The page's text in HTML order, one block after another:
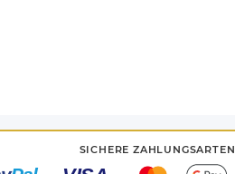
SICHERE ZAHLUNGSARTEN